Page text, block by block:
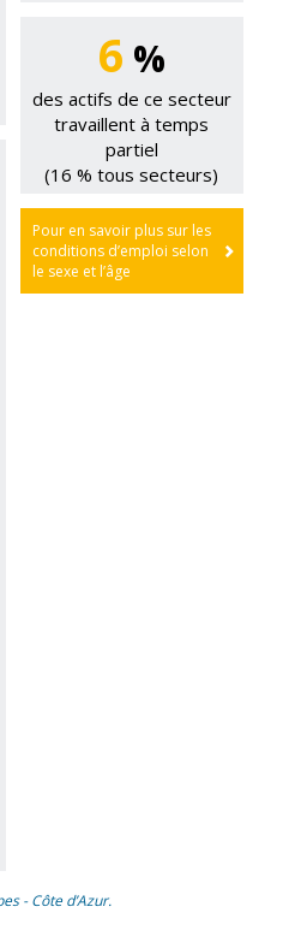
6 %
des actifs de ce secteur
travaillent à temps
partiel
(16 % tous secteurs)
Pour en savoir plus sur les
conditions d’emploi selon
le sexe et l’âge
- Côte d’Azur.